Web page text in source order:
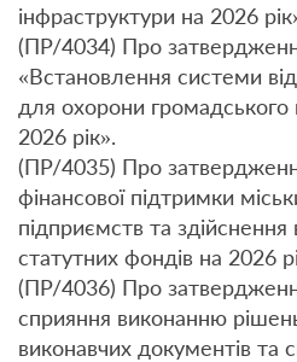
інфраструктури на 2026
(ПР/4034) Про
«Встановлення системи
для охорони
2026 рік».
(ПР/4035) Про
фінансової підтримки
підприємств та здійснення
статутних фондів на 2026
(ПР/4036) Про
сприяння виконанню
виконавчих документів та